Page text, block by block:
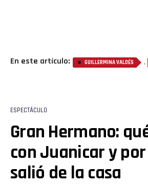
En este artículo: GUILLERMINA VALDÉS ,
ESPECTÁCULO
Gran Hermano:
con Juanicar y
salió de la casa